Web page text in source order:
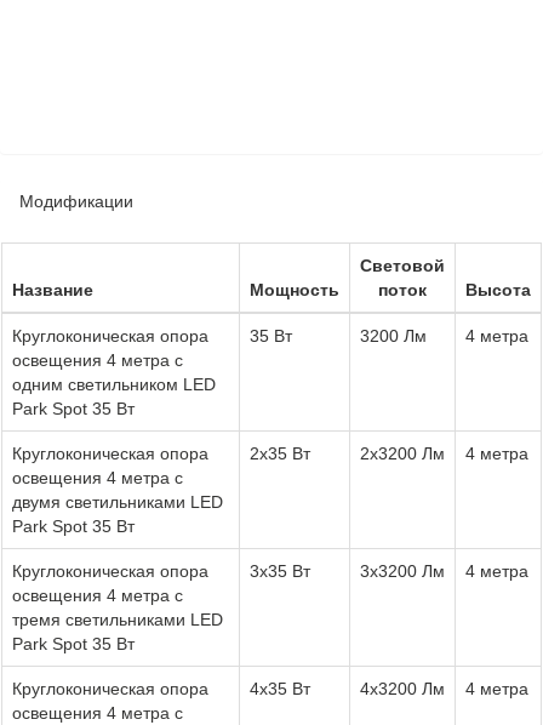
Модификации
Название Мощность
Световой
поток
Высота
Круглоконическая опора
освещения 4 метра с
одним светильником LED
Park Spot 35 Вт
35 Вт 3200 Лм 4 метра
Круглоконическая опора
освещения 4 метра с
двумя светильниками LED
Park Spot 35 Вт
2x35 Вт 2х3200 Лм 4 метра
Круглоконическая опора
освещения 4 метра с
тремя светильниками LED
Park Spot 35 Вт
3x35 Вт 3х3200 Лм 4 метра
Круглоконическая опора
освещения 4 метра с
4x35 Вт 4х3200 Лм 4 метра